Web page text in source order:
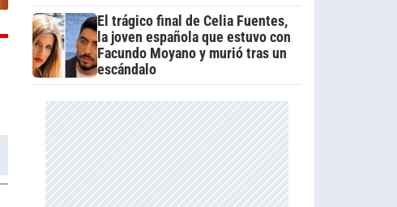
El trágico final de Celia Fuentes,
la joven española que estuvo con
Facundo Moyano y murió tras un
escándalo